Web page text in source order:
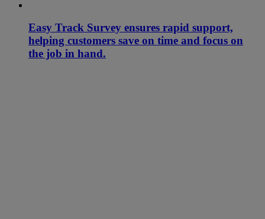
Easy Track Survey ensures rapid support,
helping customers save on time and focus on
the job in hand.